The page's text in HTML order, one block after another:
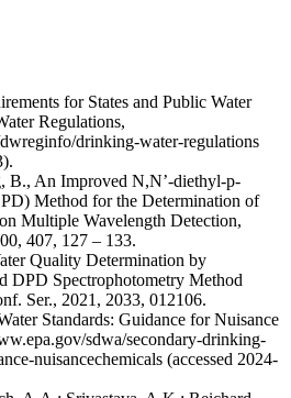
for States and Public Water
Regulations,
drinking-water-regulations
B., An Improved N,N’-diethyl-p-
Method for the Determination of
Multiple Wavelength Detection,
407, 127 – 133.
Quality Determination by
DPD Spectrophotometry Method
Ser., 2021, 2033, 012106.
Standards: Guidance for Nuisance
sdwa/secondary-drinking-
nuisancechemicals (accessed 2024-